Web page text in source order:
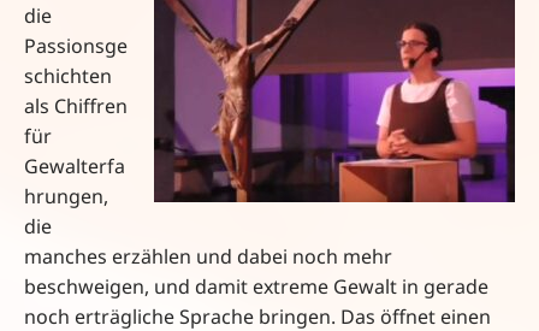
die
Passionsge
schichten
als Chiffren
für
Gewalterfa
hrungen,
die
manches erzählen und dabei noch mehr
beschweigen, und damit extreme Gewalt in gerade
noch erträgliche Sprache bringen. Das öffnet einen